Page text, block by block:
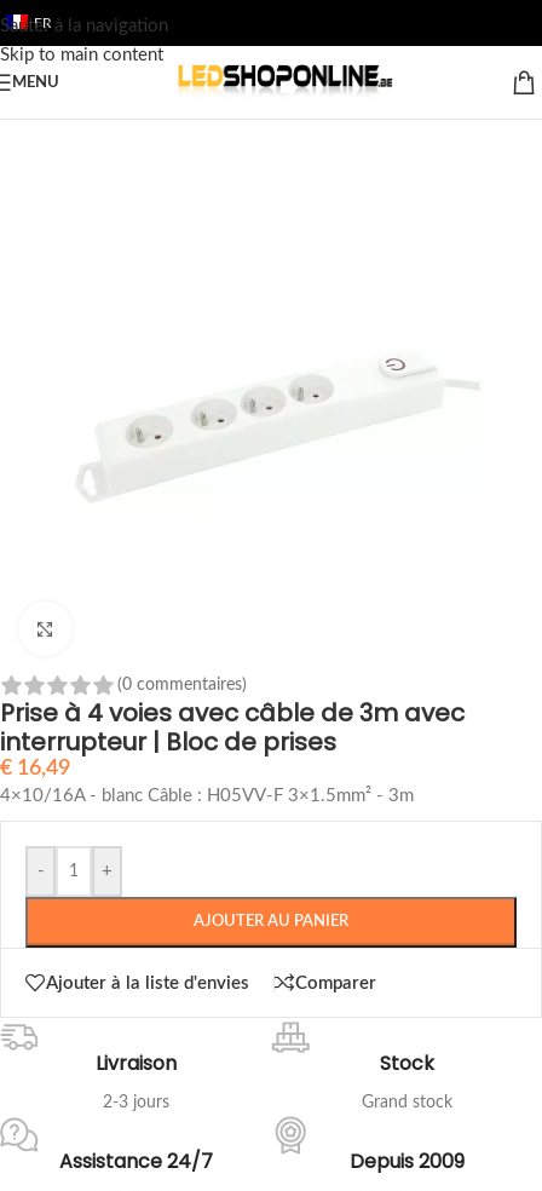
Sauter à la navigation
Skip to main content
FR
MENU
Accueil Sortie/ACCESSOIRE / Câbles & Connecteurs
(0 commentaires)
Prise à 4 voies avec câble de 3m avec
interrupteur | Bloc de prises
€ 16,49
4×10/16A - blanc Câble : H05VV-F 3×1.5mm² - 3m
- +
AJOUTER AU PANIER
Ajouter à la liste d'envies Comparer
Livraison
2-3 jours
Stock
Grand stock
Assistance 24/7 Depuis 2009